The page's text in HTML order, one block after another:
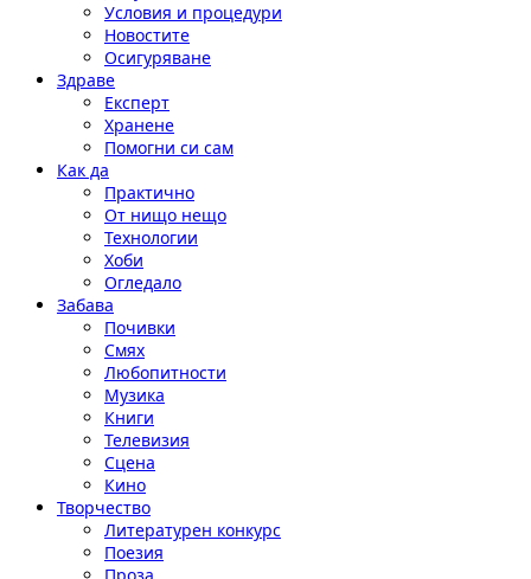
Условия и процедури
Новостите
Осигуряване
Здраве
Експерт
Хранене
Помогни си сам
Как да
Практично
От нищо нещо
Технологии
Хоби
Огледало
Забава
Почивки
Смях
Любопитности
Музика
Книги
Телевизия
Сцена
Кино
Творчество
Литературен конкурс
Поезия